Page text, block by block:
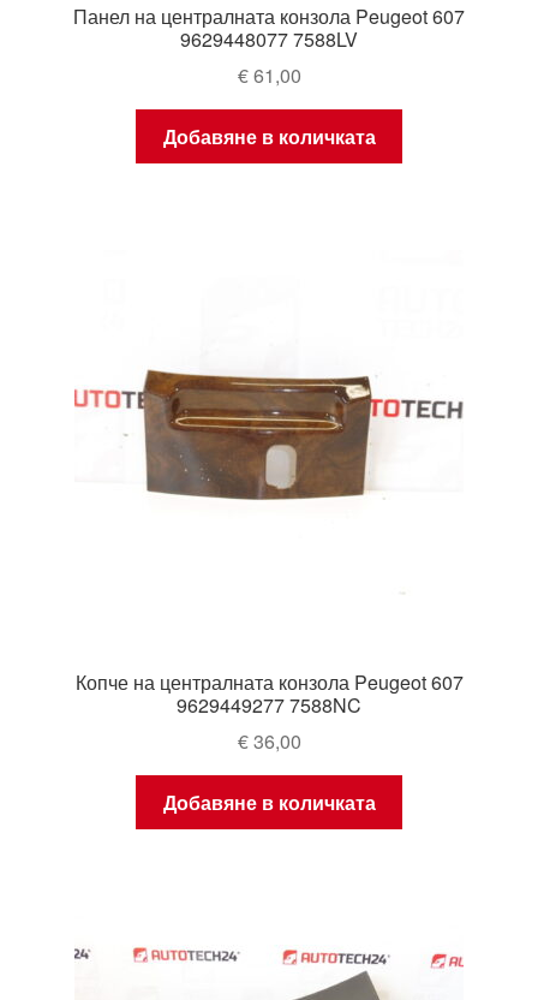
Панел на централната конзола Peugeot 607
9629448077 7588LV
€61,00
Добавяне в количката
Копче на централната конзола Peugeot 607
9629449277 7588NC
€36,00
Добавяне в количката